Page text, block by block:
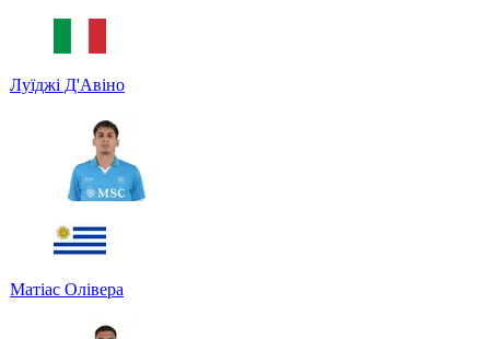
Луїджі Д'Авіно
Матіас Олівера